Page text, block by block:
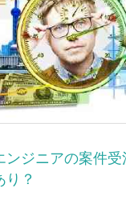
ンジニアの案件
り？